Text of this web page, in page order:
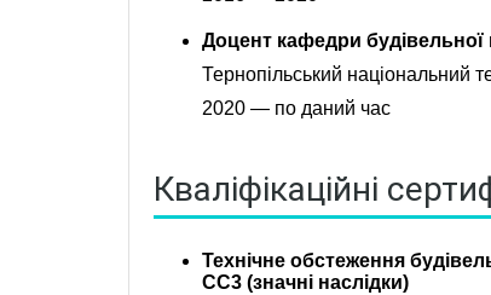
Доцент кафедри будівельної
Тернопільський національний
2020 — по даний час
Кваліфікаційні
Технічне обстеження
СС3 (значні наслідки)